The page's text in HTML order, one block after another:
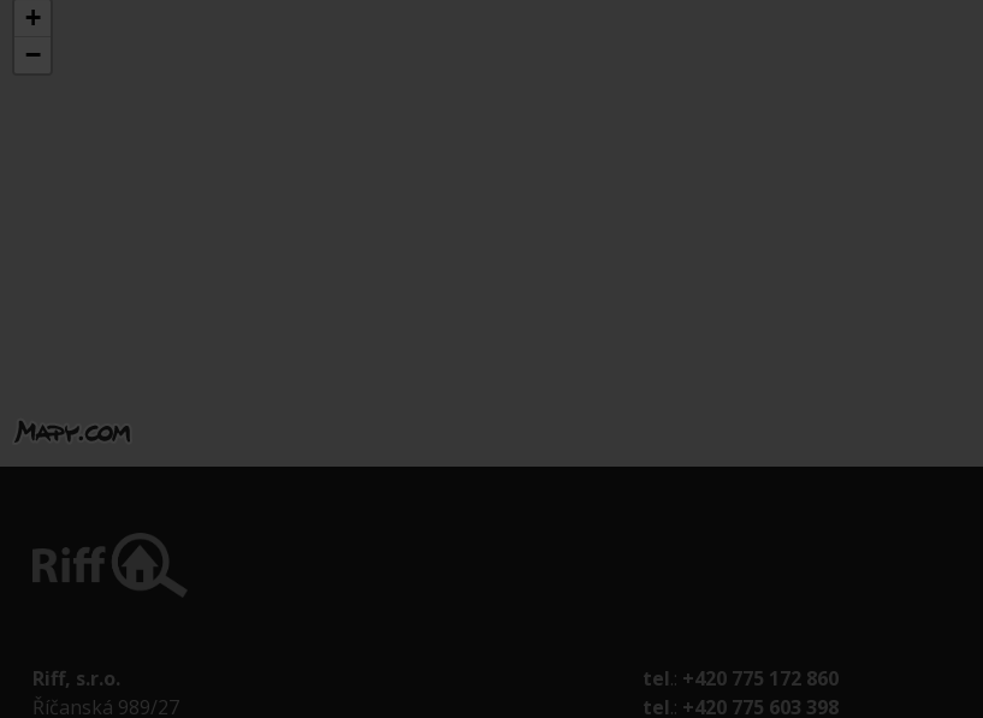
+
−
Riff, s.r.o.
Říčanská 989/27
tel.: +420 775 172 860
tel.: +420 775 603 398